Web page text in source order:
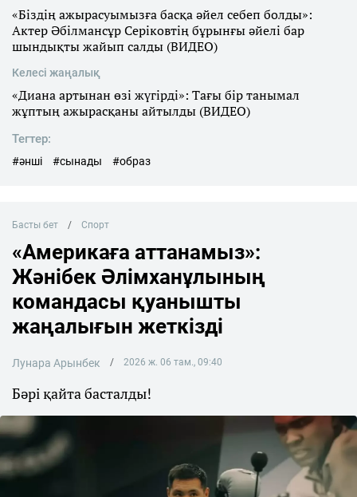
«Біздің ажырасуымызға басқа әйел себеп болды»:
Актер Әбілмансұр Серіковтің бұрынғы әйелі бар
шындықты жайып салды (ВИДЕО)
Келесі жаңалық
«Диана артынан өзі жүгірді»: Тағы бір танымал
жұптың ажырасқаны айтылды (ВИДЕО)
Тегтер:
#әнші #сынады #образ
Басты бет Спорт
«Америкаға аттанамыз»:
Жәнібек Әлімханұлының
командасы қуанышты
жаңалығын жеткізді
Лунара Арынбек 2026 ж. 06 там., 09:40
Бәрі қайта басталды!